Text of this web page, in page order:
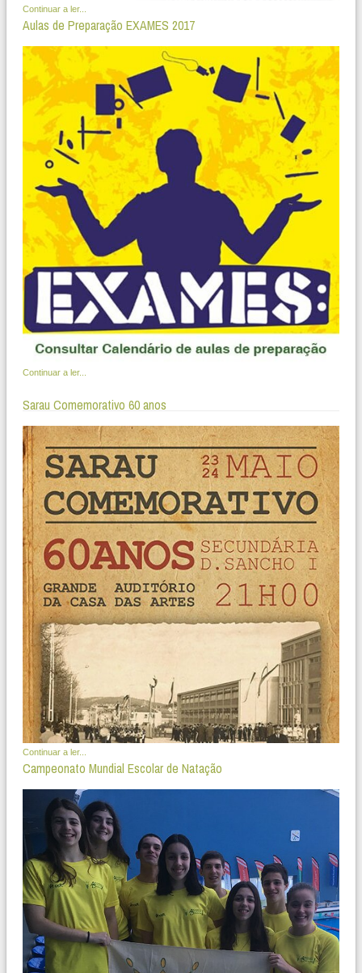
Continuar a ler...
Aulas de Preparação EXAMES 2017
Continuar a ler...
Sarau Comemorativo 60 anos
Continuar a ler...
Campeonato Mundial Escolar de Natação